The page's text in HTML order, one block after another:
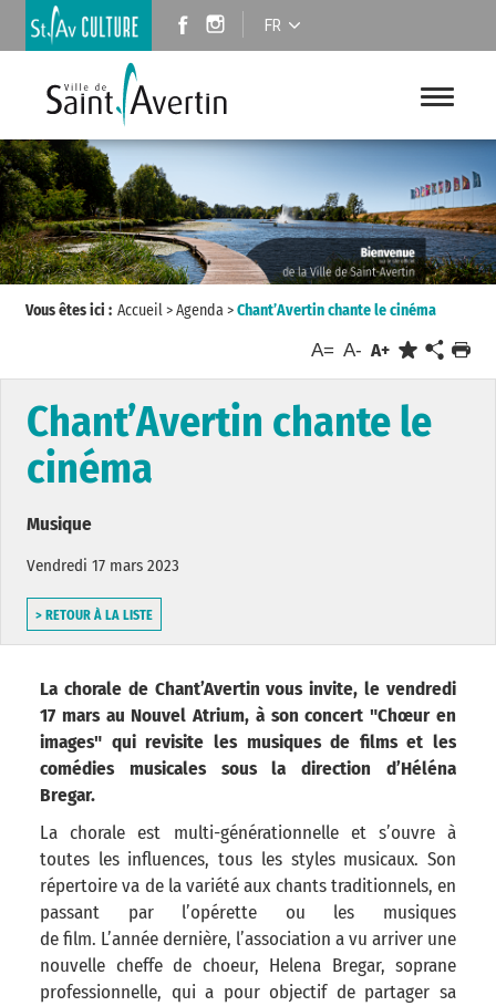
FR
Vous êtes ici : Accueil>Agenda>Chant’Avertin chante le cinéma
A= A- A+
Chant’Avertin chante le
cinéma
Musique
Vendredi 17 mars 2023
> RETOUR À LA LISTE
La chorale de Chant’Avertin vous invite, le vendredi
17 mars au Nouvel Atrium, à son concert "Chœur en
images" qui revisite les musiques de films et les
comédies musicales sous la direction d’Héléna
Bregar.
La chorale est multi-générationnelle et s’ouvre à
toutes les influences, tous les styles musicaux. Son
répertoire va de la variété aux chants traditionnels, en
passant par l’opérette ou les musiques
de film. L’année dernière, l’association a vu arriver une
nouvelle cheffe de choeur, Helena Bregar, soprane
professionnelle, qui a pour objectif de partager sa